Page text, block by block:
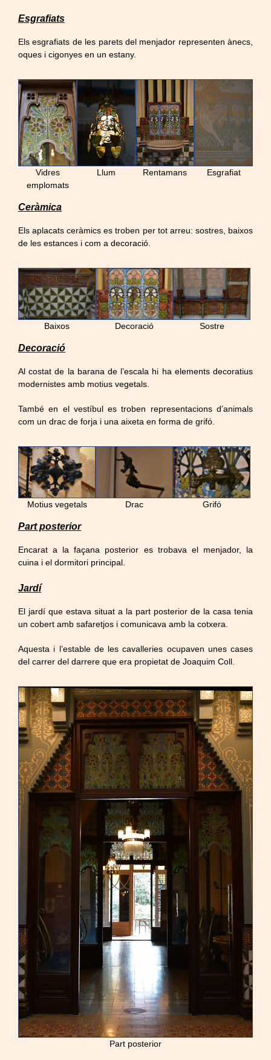
Esgrafiats
Els esgrafiats de les parets del menjador representen ànecs,
oques i cigonyes en un estany.
Vidres
emplomats
Llum Rentamans Esgrafiat
Ceràmica
Els aplacats ceràmics es troben per tot arreu: sostres, baixos
de les estances i com a decoració.
Baixos Decoració Sostre
Decoració
Al costat de la barana de l’escala hi ha elements decoratius
modernistes amb motius vegetals.
També en el vestíbul es troben representacions d’animals
com un drac de forja i una aixeta en forma de grifó.
Motius vegetals Drac Grifó
Part posterior
Encarat a la façana posterior es trobava el menjador, la
cuina i el dormitori principal.
Jardí
El jardí que estava situat a la part posterior de la casa tenia
un cobert amb safaretjos i comunicava amb la cotxera.
Aquesta i l’estable de les cavalleries ocupaven unes cases
del carrer del darrere que era propietat de Joaquim Coll.
Part posterior